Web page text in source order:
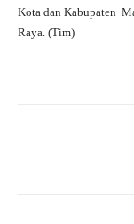
Kota dan Kabupaten
Raya. (Tim)